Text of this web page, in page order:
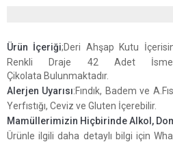
Ürün İçeriği;Deri Ahşap Kutu
Renkli Draje 42 Adet
Çikolata Bulunmaktadır.
Alerjen Uyarısı:Fındık, Badem ve
Yerfıstığı, Ceviz ve Gluten İçerebilir.
Mamüllerimizin Hiçbirinde Alkol,
Ürünle ilgili daha detaylı bilgi için